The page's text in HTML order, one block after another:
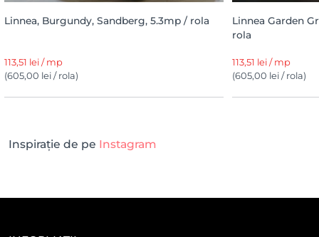
Linnea, Burgundy, Sandberg, 5.3mp / rola
113,51 lei / mp
(605,00 lei / rola)
Linnea Garden
rola
113,51 lei / mp
(605,00 lei / rola)
Inspirație de pe Instagram